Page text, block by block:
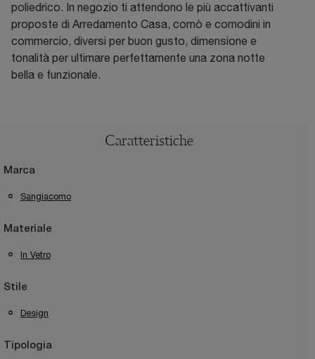
poliedrico. In negozio ti attendono le più accattivanti
proposte di Arredamento Casa, comò e comodini in
commercio, diversi per buon gusto, dimensione e
tonalità per ultimare perfettamente una zona notte
bella e funzionale.
Caratteristiche
Marca
Sangiacomo
Materiale
In Vetro
Stile
Design
Tipologia